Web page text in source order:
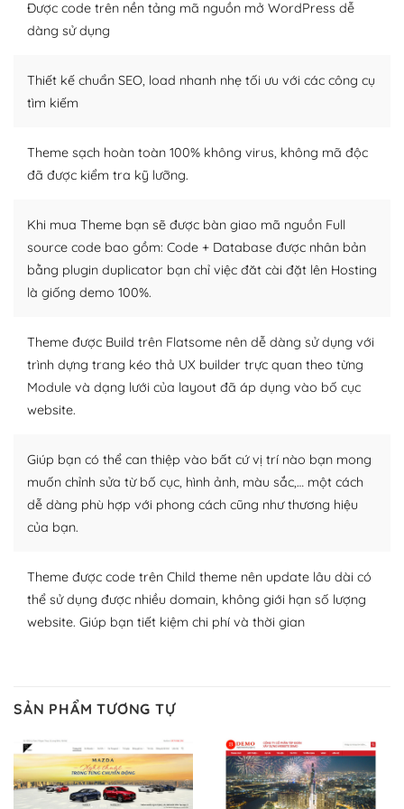
thiết kế tốt, bạn có thể tự sửa đổi. Nếu không bạn có thể
tìm kiếm chúng trên Internet hoặc nhờ chuyên gia.
– Sở hữu một cộng đồng lớn, sẵn sàng hỗ trợ
khổng lồ được kiểm duyệt bởi các nhân viên và những
người cuồng tín WordPress.
Nếu bạn gặp khó khăn, bạn có thể lên mạng và tìm
kiếm những cộng đồng WordPress, họ sẽ giúp bạn trả
lời, giải đáp vấn đề của bạn.
Cộng đồng sử dụng WordPress sẵn sàng hỗ trợ bạn
– Đa dạng plugin và themes
Plugin mở rộng là thành phần cài đặt thêm vào
WordPress để tăng thêm các tính năng cần thiết. Có
nhiều plugin trả phí hoặc miễn phí.
Nhờ lượng người dùng đông đảo, thư viện themes và
plugin của WordPress rất phong phú. Bạn có thể thỏa
thích chọn lựa plugin và themes phù hợp cho mục đích
lập website của mình.
– Dễ sử dụng
Với mọi Hosting bất kỳ thì WordPress đều có thể dễ
Và bạn có toàn quyền tự do khi quyết định nơi lưu trữ
trang web WordPress của bạn.
Dễ dàng lựa chọn Hosting cho website WordPress
Được code trên nền tảng mã nguồn mở WordPress dễ
dàng sử dụng
Thiết kế chuẩn SEO, load nhanh nhẹ tối ưu với các công cụ
tìm kiếm
Theme sạch hoàn toàn 100% không virus, không mã độc
đã được kiểm tra kỹ lưỡng.
Khi mua Theme bạn sẽ được bàn giao mã nguồn Full
source code bao gồm: Code + Database được nhân bản
bằng plugin duplicator bạn chỉ việc đăt cài đặt lên Hosting
là giống demo 100%.
Theme được Build trên Flatsome nên dễ dàng sử dụng với
trình dựng trang kéo thả UX builder trực quan theo từng
Module và dạng lưới của layout đã áp dụng vào bố cục
website.
Giúp bạn có thể can thiệp vào bất cứ vị trí nào bạn mong
muốn chỉnh sửa từ bố cục, hình ảnh, màu sắc,… một cách
dễ dàng phù hợp với phong cách cũng như thương hiệu
của bạn.
Theme được code trên Child theme nên update lâu dài có
thể sử dụng được nhiều domain, không giới hạn số lượng
website. Giúp bạn tiết kiệm chi phí và thời gian
SẢN PHẨM TƯƠNG TỰ